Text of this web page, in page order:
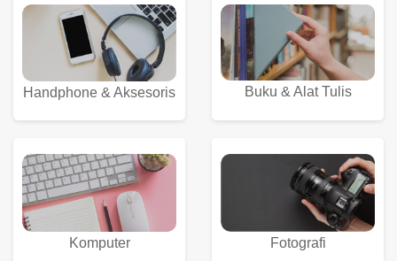
Handphone & Aksesoris Buku & Alat Tulis
Komputer Fotografi